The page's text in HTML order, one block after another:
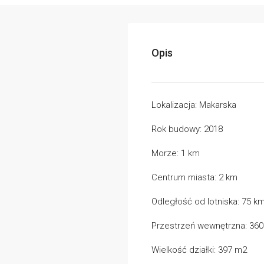
Opis
Lokalizacja: Makarska
Rok budowy: 2018
Morze: 1 km
Centrum miasta: 2 km
Odległość od lotniska: 75 km
Przestrzeń wewnętrzna:
Wielkość działki: 397 m2